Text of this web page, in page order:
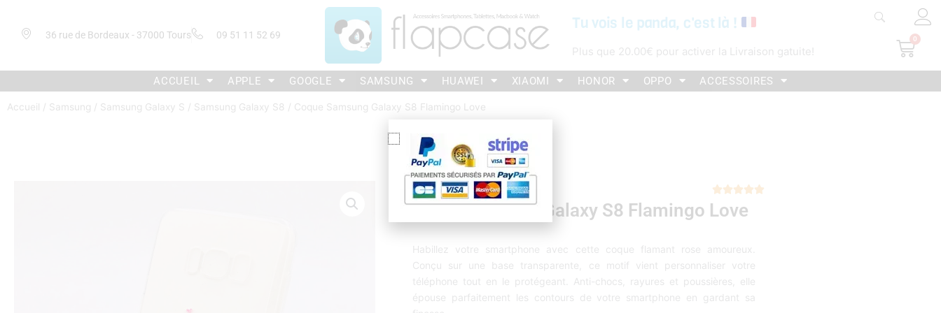
36 rue de Bordeaux - 37000 Tours 09 51 11 52 69
Tu vois le panda, c'est là !
Plus que 20.00€ pour activer la Livraison gatuite!
0
ACCUEIL APPLE GOOGLE SAMSUNG HUAWEI XIAOMI HONOR OPPO ACCESSOIRES
Accueil / Samsung / Samsung Galaxy S / Samsung Galaxy S8 / Coque Samsung Galaxy S8 Flamingo Love

Coque Samsung Galaxy S8 Flamingo Love
Habillez votre smartphone avec cette coque flamant rose amoureux.
Conçu sur une base transparente, ce motif vient personnaliser votre
téléphone tout en le protégeant. Anti-chocs, rayures et poussières, elle
épouse parfaitement les contours de votre smartphone en gardant sa